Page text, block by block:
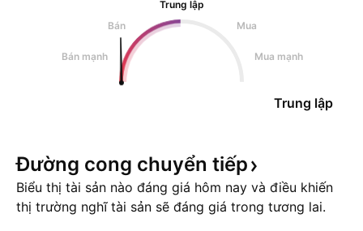
Trung lập
Bán
Mua
Bán mạnh Mua mạnh
Trung lập
Đường cong chuyển tiếp
Biểu thị tài sản nào đáng giá hôm nay và điều khiến
thị trường nghĩ tài sản sẽ đáng giá trong tương lai.